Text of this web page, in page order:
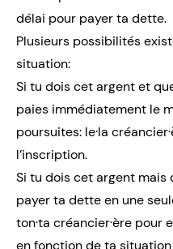
délai pour payer ta dette.
Plusieurs possibilités
situation:
Si tu dois cet argent et
paies immédiatement le
poursuites: le·la
l’inscription.
Si tu dois cet argent mais
payer ta dette en une
ton·ta créancier·ère pour
en fonction de ta